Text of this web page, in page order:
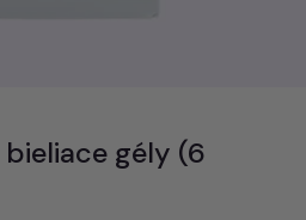
bieliace gély (6